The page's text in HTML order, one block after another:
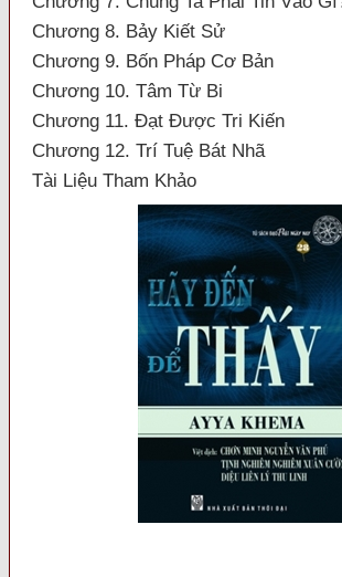
Chương 8. Bảy Kiết Sử
Chương 9. Bốn Pháp Cơ Bản
Chương 10. Tâm Từ Bi
Chương 11. Đạt Được Tri Kiến
Chương 12. Trí Tuệ Bát Nhã
Tài Liệu Tham Khảo